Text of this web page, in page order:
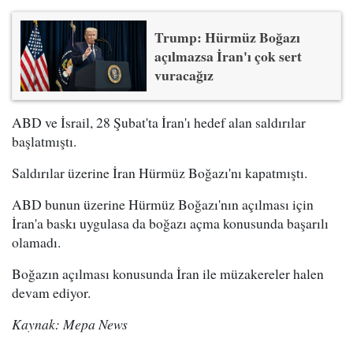
Trump: Hürmüz Boğazı
açılmazsa İran'ı çok sert
vuracağız
ABD ve İsrail, 28 Şubat'ta İran'ı hedef alan saldırılar
başlatmıştı.
Saldırılar üzerine İran Hürmüz Boğazı'nı kapatmıştı.
ABD bunun üzerine Hürmüz Boğazı'nın açılması için
İran'a baskı uygulasa da boğazı açma konusunda başarılı
olamadı.
Boğazın açılması konusunda İran ile müzakereler halen
devam ediyor.
Kaynak: Mepa News